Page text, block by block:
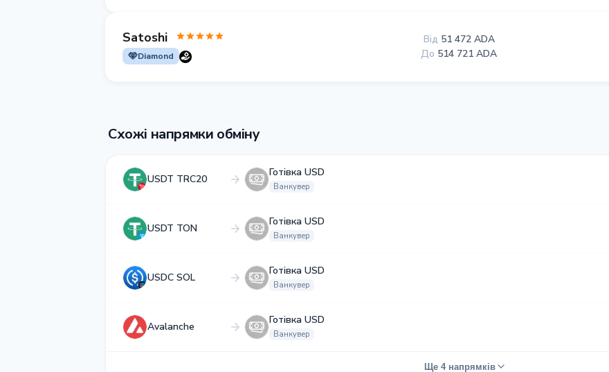
Satoshi
Diamond
Від 51 472 ADA
До 514 721 ADA
Схожі напрямки обміну
USDT TRC20
Готівка USD
Ванкувер
USDT TON
Готівка USD
Ванкувер
USDC SOL
Готівка USD
Ванкувер
Avalanche
Готівка USD
Ванкувер
Ще 4 напрямків